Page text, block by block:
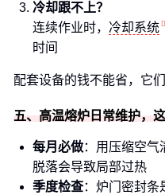
冷却跟不上？
连续作业时， 冷却系统
时间
配套设备的钱不能省，它
五、高温熔炉日常维护，
每月必做：用压缩空气
脱落会导致局部过热
季度检查：炉门密封条